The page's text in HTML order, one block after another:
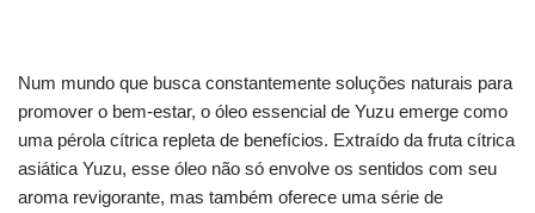
Num mundo que busca constantemente soluções naturais para
promover o bem-estar, o óleo essencial de Yuzu emerge como
uma pérola cítrica repleta de benefícios. Extraído da fruta cítrica
asiática Yuzu, esse óleo não só envolve os sentidos com seu
aroma revigorante, mas também oferece uma série de